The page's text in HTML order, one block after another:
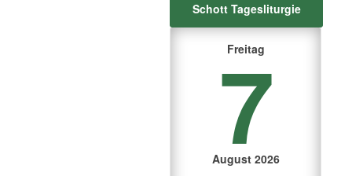
Schott Tagesliturgie
Freitag
7
August 2026